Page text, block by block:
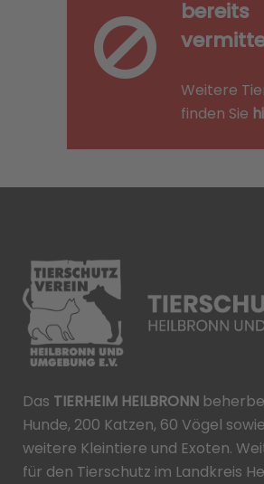
bereits
Weitere
finden Sie
Das TIERHEIM HEILBRONN
Hunde, 200 Katzen, 60 Vögel
weitere Kleintiere und Exoten.
für den Tierschutz im Landkreis